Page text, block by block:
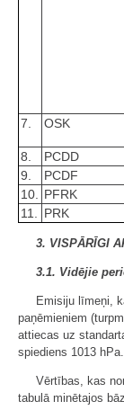
7. OSK
8.
PCDD
9.
PCDF
10. PFRK
11. PRK
3. VISPĀRĪGI
3.1. Vidējie
Emisiju līmeņi,
paņēmieniem
attiecas uz
spiediens 1013 hPa.
Vērtības, kas
tabulā minētajos